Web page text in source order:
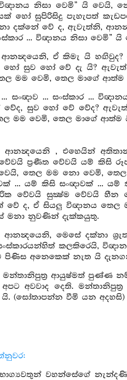
විඥානය නිසා වෙමි” යි
හෝ සුපිරිසිදු පැහැපත්
දක්නේ වේ ද, ඇවැත්නි,
... විඥානය නිසා වෙමි”
ඒ කිමැ යි
සුව හෝ වේ දැ යි?
මම වෙමි, තෙල මාගේ
... සංඥාව ... සංස්කාර ...
සුව හෝ වේ වේද?
මම වෙමි, තෙල මාගේ
ආනන්‍දයෙනි , එහෙයින්
ප්‍රණීත වේවයි යම් කිසි
තෙල මම නො වෙමි,
... යම් කිසි සංඥාවක් ...
වේවයි සුක්‍ෂ්ම වේවයි හීන
වේ ද, ඒ සියලු විඥානය
මනා නුවණින් දැක්කයුතු.
මෙසේ දක්නා
කලකිරෙයි,
පිණිස අනෙකෙක් නැත යි
මන්තානිපුත්‍ර ආයුෂ්මත් පුණ්ණ
අපට අවවාද දෙති.
(සෝතාපන්න වීමි යන අදහසි)
වහන්සේගේ